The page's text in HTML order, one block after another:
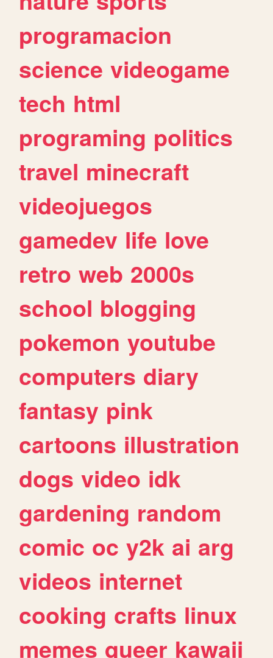
programacion
science videogame
tech html
programing politics
travel minecraft
videojuegos
gamedev life love
retro web 2000s
school blogging
pokemon youtube
computers diary
fantasy pink
cartoons illustration
dogs video idk
gardening random
comic oc y2k ai arg
videos internet
cooking crafts linux
memes queer kawaii